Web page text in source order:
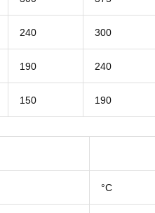
240 300
190 240
150 190
°C